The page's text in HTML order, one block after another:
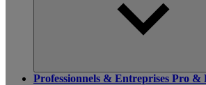
Professionnels & Entreprises Pro &